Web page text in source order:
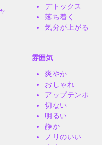
デトックス
落ち着く
気分が上がる
雰囲気
爽やか
おしゃれ
アップテンポ
切ない
明るい
静か
ノリのいい